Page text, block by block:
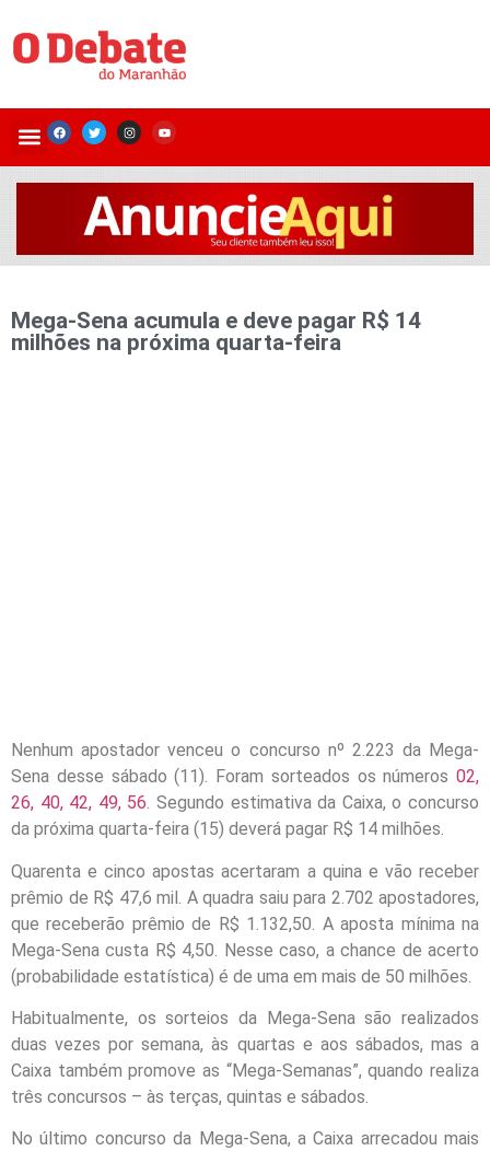
Mega-Sena acumula e deve pagar R$ 14
milhões na próxima quarta-feira
Nenhum apostador venceu o concurso nº 2.223 da Mega-
Sena desse sábado (11). Foram sorteados os números 02,
26, 40, 42, 49, 56. Segundo estimativa da Caixa, o concurso
da próxima quarta-feira (15) deverá pagar R$ 14 milhões.
Quarenta e cinco apostas acertaram a quina e vão receber
prêmio de R$ 47,6 mil. A quadra saiu para 2.702 apostadores,
que receberão prêmio de R$ 1.132,50. A aposta mínima na
Mega-Sena custa R$ 4,50. Nesse caso, a chance de acerto
(probabilidade estatística) é de uma em mais de 50 milhões.
Habitualmente, os sorteios da Mega-Sena são realizados
duas vezes por semana, às quartas e aos sábados, mas a
Caixa também promove as “Mega-Semanas”, quando realiza
três concursos – às terças, quintas e sábados.
No último concurso da Mega-Sena, a Caixa arrecadou mais